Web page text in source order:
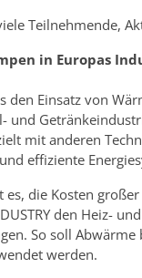
Teilnehmende,
in Europas
den Einsatz von
und
mit anderen
effiziente
es, die Kosten
den Heiz-
So soll
werden.